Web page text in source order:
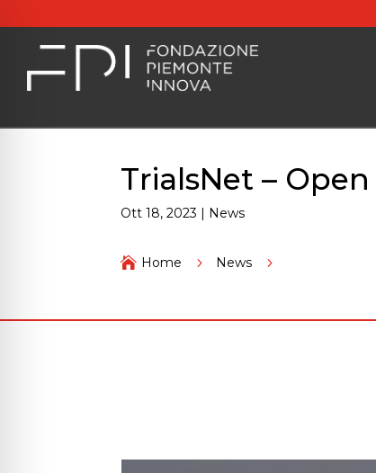
TrialsNet –
Ott 18, 2023 | News
 Home 5 News 5